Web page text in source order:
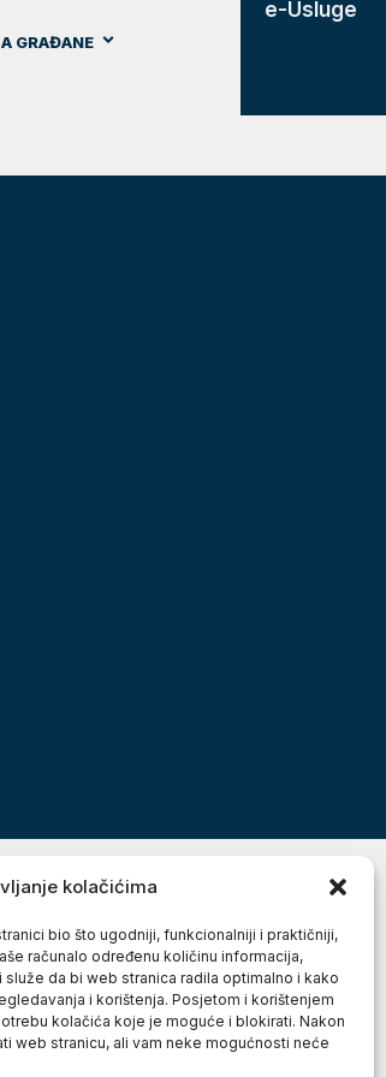
kolačićima
bio što ugodniji, funkcionalniji i praktičniji,
računalo određenu količinu informacija,
da bi web stranica radila optimalno i kako
i korištenja. Posjetom i korištenjem
kolačića koje je moguće i blokirati. Nakon
web stranicu, ali vam neke mogućnosti neće
GRAĐANE
e-Usluge